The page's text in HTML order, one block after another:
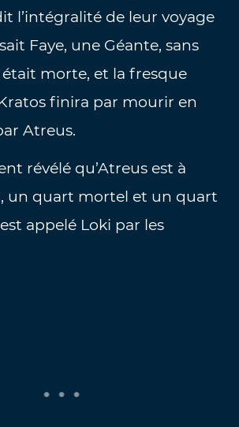
l’intégralité de leur voyage
Faye, une Géante, sans
était morte, et la fresque
finira par mourir en
Atreus.
révélé qu’Atreus est à
un quart mortel et un quart
appelé Loki par les